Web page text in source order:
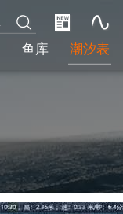
鱼库 潮汐表